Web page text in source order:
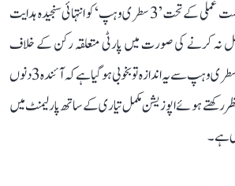
قابل ذکر ہے کہ پارلیمانی حکمت عملی کے تحت ’3 سطری وہپ‘ کو انتہائی سنجیدہ ہدایت
نہ کرنے کی صورت میں پارٹی متعلقہ رکن کے خلاف
کارروائی کر سکتی ہے۔ اس 3 سطری وہپ سے یہ اندازہ تو بخوبی ہو گیا ہے کہ آئندہ 3 دنوں
رکھتے ہوئے اپوزیشن مکمل تیاری کے ساتھ پارلیمنٹ میں
ہے۔